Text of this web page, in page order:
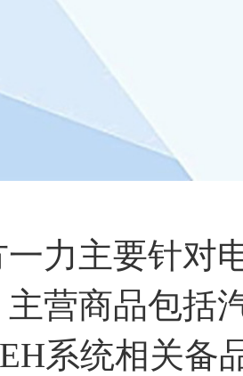
力主要针对
营商品包括
系统相关备